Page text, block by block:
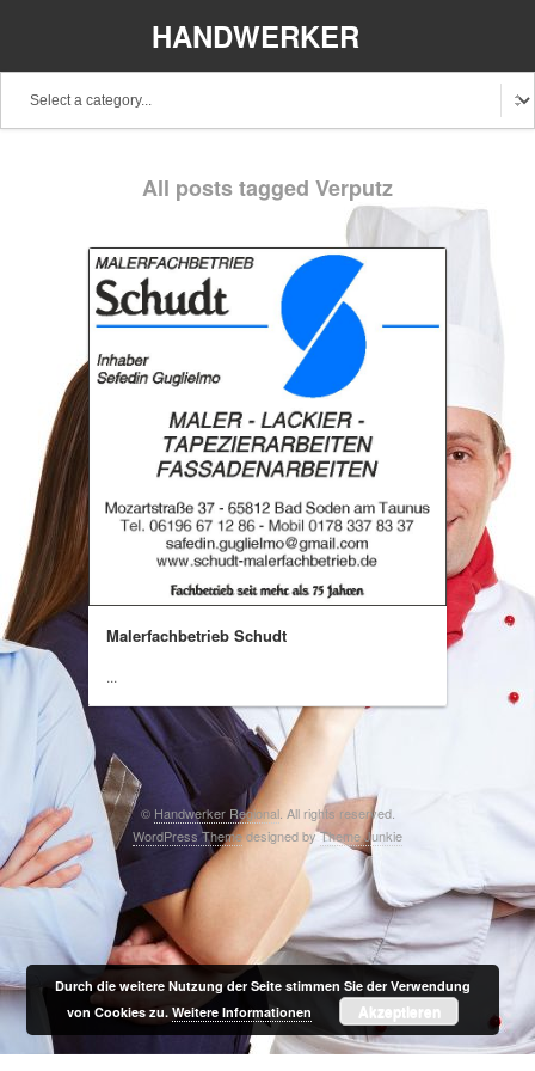
HANDWERKER
Hessen
Mecklenburg-Vorpommern Niedersachsen
Nordrhein-Westfalen Rheinland-Pfalz Saarland
Sachsen Schleswig-Holstein Thüringen
Stellenangebote
All posts tagged Verputz
Malerfachbetrieb Schudt
...
© Handwerker Regional. All rights reserved.
WordPress Themedesigned byTheme Junkie
Durch die weitere Nutzung der Seite stimmen Sie der Verwendung
von Cookies zu.Weitere Informationen Akzeptieren